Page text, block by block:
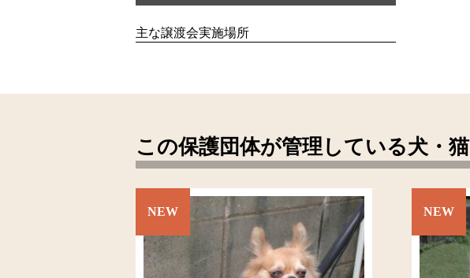
主な譲渡会実施場所
この保護団体が管理している犬・猫
NEW NEW